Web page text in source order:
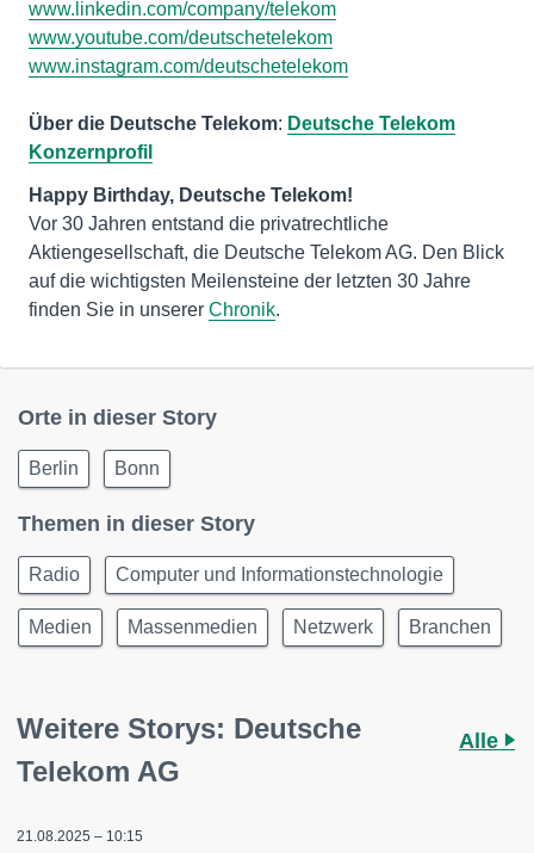
www.linkedin.com/company/telekom
www.youtube.com/deutschetelekom
www.instagram.com/deutschetelekom
Über die Deutsche Telekom: Deutsche Telekom
Konzernprofil
Vor 30 Jahren entstand die privatrechtliche
Aktiengesellschaft, die Deutsche Telekom AG. Den Blick
auf die wichtigsten Meilensteine der letzten 30 Jahre
finden Sie in unserer Chronik.
Orte in dieser Story
Berlin Bonn
Themen in dieser Story
Radio Computer und Informationstechnologie
Medien Massenmedien Netzwerk Branchen
Weitere Storys: Deutsche
Telekom AG
Alle
21.08.2025 – 10:15